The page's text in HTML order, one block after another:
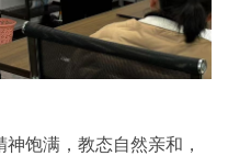
饱满，教态自然亲和，